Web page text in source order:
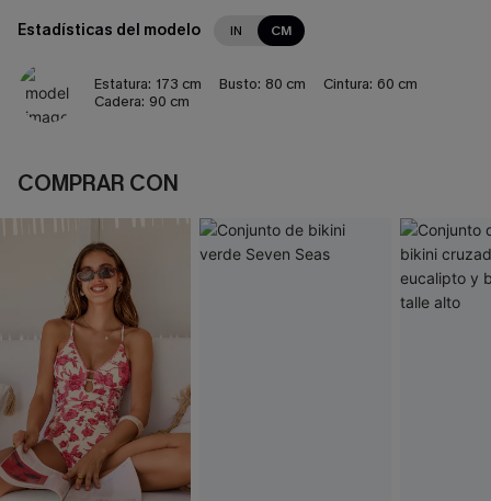
Estadísticas del modelo IN CM
Estatura: 173 cm Busto: 80 cm Cintura: 60 cm
Cadera: 90 cm
COMPRAR CON